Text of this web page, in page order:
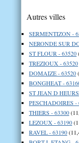
Autres villes
SERMENTIZON -
NERONDE SUR
ST FLOUR - 63520
TREZIOUX - 63520
DOMAIZE - 63520
BONGHEAT -
ST JEAN D
PESCHADOIRES -
THIERS - 63300
LEZOUX - 63190
RAVEL - 63190